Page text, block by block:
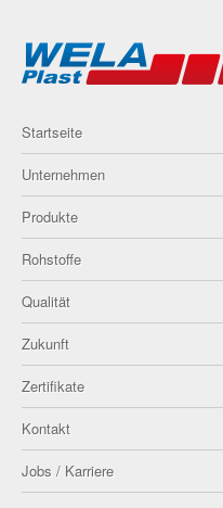
Startseite
Unternehmen
Produkte
Rohstoffe
Qualität
Zukunft
Zertifikate
Kontakt
Jobs / Karriere